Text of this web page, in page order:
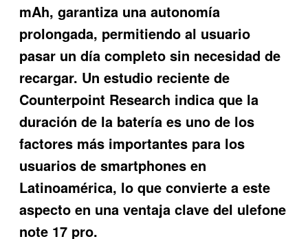
mAh, garantiza una autonomía
prolongada, permitiendo al usuario
pasar un día completo sin necesidad de
recargar. Un estudio reciente de
Counterpoint Research indica que la
duración de la batería es uno de los
factores más importantes para los
usuarios de smartphones en
Latinoamérica, lo que convierte a este
aspecto en una ventaja clave del ulefone
note 17 pro.